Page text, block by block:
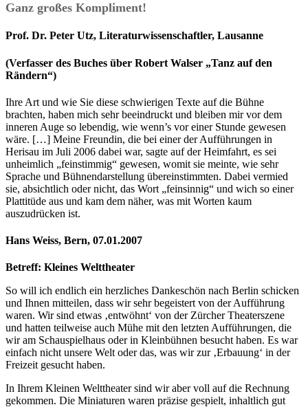
Ganz großes Kompliment!
Prof. Dr. Peter Utz, Literaturwissenschaftler, Lausanne
(Verfasser des Buches über Robert Walser „Tanz auf den
Rändern“)
Ihre Art und wie Sie diese schwierigen Texte auf die Bühne
brachten, haben mich sehr beeindruckt und bleiben mir vor dem
inneren Auge so lebendig, wie wenn’s vor einer Stunde gewesen
wäre. […] Meine Freundin, die bei einer der Aufführungen in
Herisau im Juli 2006 dabei war, sagte auf der Heimfahrt, es sei
unheimlich „feinstimmig“ gewesen, womit sie meinte, wie sehr
Sprache und Bühnendarstellung übereinstimmten. Dabei vermied
sie, absichtlich oder nicht, das Wort „feinsinnig“ und wich so einer
Plattitüde aus und kam dem näher, was mit Worten kaum
auszudrücken ist.
Hans Weiss, Bern, 07.01.2007
Betreff: Kleines Welttheater
So will ich endlich ein herzliches Dankeschön nach Berlin schicken
und Ihnen mitteilen, dass wir sehr begeistert von der Aufführung
waren. Wir sind etwas ‚entwöhnt‘ von der Zürcher Theaterszene
und hatten teilweise auch Mühe mit den letzten Aufführungen, die
wir am Schauspielhaus oder in Kleinbühnen besucht haben. Es war
einfach nicht unsere Welt oder das, was wir zur ‚Erbauung‘ in der
Freizeit gesucht haben.
In Ihrem Kleinen Welttheater sind wir aber voll auf die Rechnung
gekommen. Die Miniaturen waren präzise gespielt, inhaltlich gut